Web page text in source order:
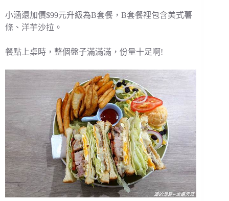
小涵還加價$99元升級為B套餐，B套餐裡包含美式薯
條、洋芋沙拉。
餐點上桌時，整個盤子滿滿滿，份量十足啊!